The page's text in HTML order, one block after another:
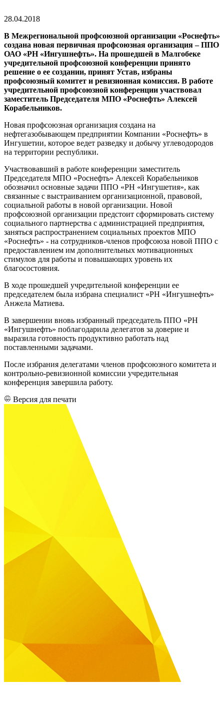
28.04.2018
В Межрегиональной профсоюзной организации «Роснефть»
создана новая первичная профсоюзная организация – ППО
ОАО «РН «Ингушнефть». На прошедшей в Малгобеке
учредительной профсоюзной конференции принято
решение о ее создании, принят Устав, избраны
профсоюзный комитет и ревизионная комиссия. В работе
учредительной профсоюзной конференции участвовал
заместитель Председателя МПО «Роснефть» Алексей
Корабельников.
Новая профсоюзная организация создана на
нефтегазобывающем предприятии Компании «Роснефть» в
Ингушетии, которое ведет разведку и добычу углеводородов
на территории республики.
Участвовавший в работе конференции заместитель
Председателя МПО «Роснефть» Алексей Корабельников
обозначил основные задачи ППО «РН «Ингушетия», как
связанные с выстраиванием организационной, правовой,
социальной работы в новой организации. Новой
профсоюзной организации предстоит сформировать систему
социального партнерства с администрацией предприятия,
заняться распространением социальных проектов МПО
«Роснефть» - на сотрудников-членов профсоюза новой ППО с
предоставлением им дополнительных мотивационных
стимулов для работы и повышающих уровень их
благосостояния.
В ходе прошедшей учредительной конференции ее
председателем была избрана специалист «РН «Ингушнефть»
Анжела Матиева.
В завершении вновь избранный председатель ППО «РН
«Ингушнефть» поблагодарила делегатов за доверие и
выразила готовность продуктивно работать над
поставленными задачами.
После избрания делегатами членов профсоюзного комитета и
контрольно-ревизионной комиссии учредительная
конференция завершила работу.
Версия для печати